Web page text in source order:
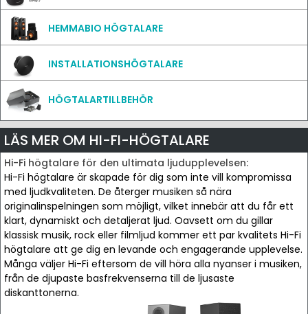
HEMMABIO HÖGTALARE
INSTALLATIONSHÖGTALARE
HÖGTALARTILLBEHÖR
LÄS MER OM HI-FI-HÖGTALARE
Hi-Fi högtalare för den ultimata ljudupplevelsen:
Hi-Fi högtalare är skapade för dig som inte vill kompromissa
med ljudkvaliteten. De återger musiken så nära
originalinspelningen som möjligt, vilket innebär att du får ett
klart, dynamiskt och detaljerat ljud. Oavsett om du gillar
klassisk musik, rock eller film­ljud kommer ett par kvalitets Hi-Fi
högtalare att ge dig en levande och engagerande upplevelse.
Många väljer Hi-Fi eftersom de vill höra alla nyanser i musiken,
från de djupaste basfrekvenserna till de ljusaste
diskanttonerna.